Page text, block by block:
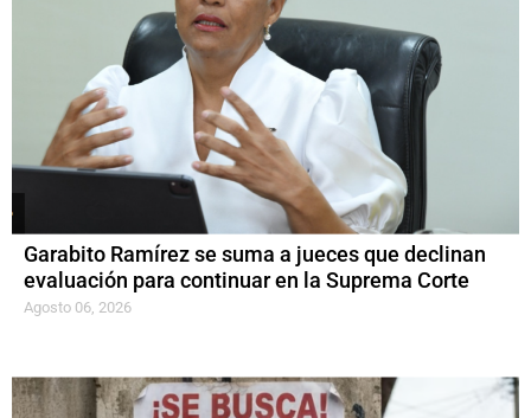
Garabito Ramírez se suma a jueces que declinan
evaluación para continuar en la Suprema Corte
Agosto 06, 2026